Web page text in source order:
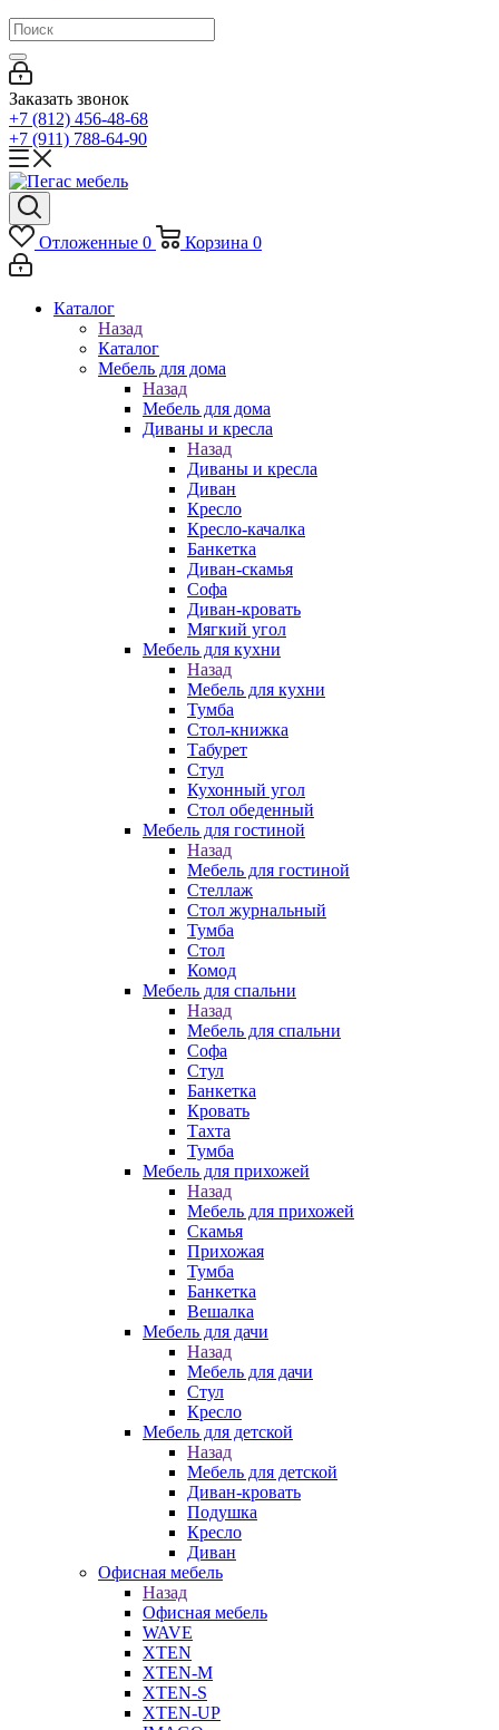
Заказать звонок
+7 (812) 456-48-68
+7 (911) 788-64-90
Отложенные 0 Корзина 0
Каталог
Назад
Каталог
Мебель для дома
Назад
Мебель для дома
Диваны и кресла
Назад
Диваны и кресла
Диван
Кресло
Кресло-качалка
Банкетка
Диван-скамья
Софа
Диван-кровать
Мягкий угол
Мебель для кухни
Назад
Мебель для кухни
Тумба
Стол-книжка
Табурет
Стул
Кухонный угол
Стол обеденный
Мебель для гостиной
Назад
Мебель для гостиной
Стеллаж
Стол журнальный
Тумба
Стол
Комод
Мебель для спальни
Назад
Мебель для спальни
Софа
Стул
Банкетка
Кровать
Тахта
Тумба
Мебель для прихожей
Назад
Мебель для прихожей
Скамья
Прихожая
Тумба
Банкетка
Вешалка
Мебель для дачи
Назад
Мебель для дачи
Стул
Кресло
Мебель для детской
Назад
Мебель для детской
Диван-кровать
Подушка
Кресло
Диван
Офисная мебель
Назад
Офисная мебель
WAVE
XTEN
XTEN-M
XTEN-S
XTEN-UP